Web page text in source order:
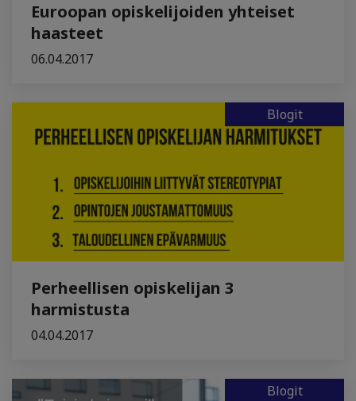
Euroopan opiskelijoiden yhteiset
haasteet
06.04.2017
Blogit
Perheellisen opiskelijan 3
harmistusta
04.04.2017
Blogit